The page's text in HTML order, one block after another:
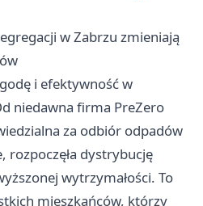
w Zabrzu zmieniają
i efektywność w
niedawna firma PreZero
za odbiór odpadów
rozpoczęła dystrybucję
wytrzymałości. To
mieszkańców, którzy